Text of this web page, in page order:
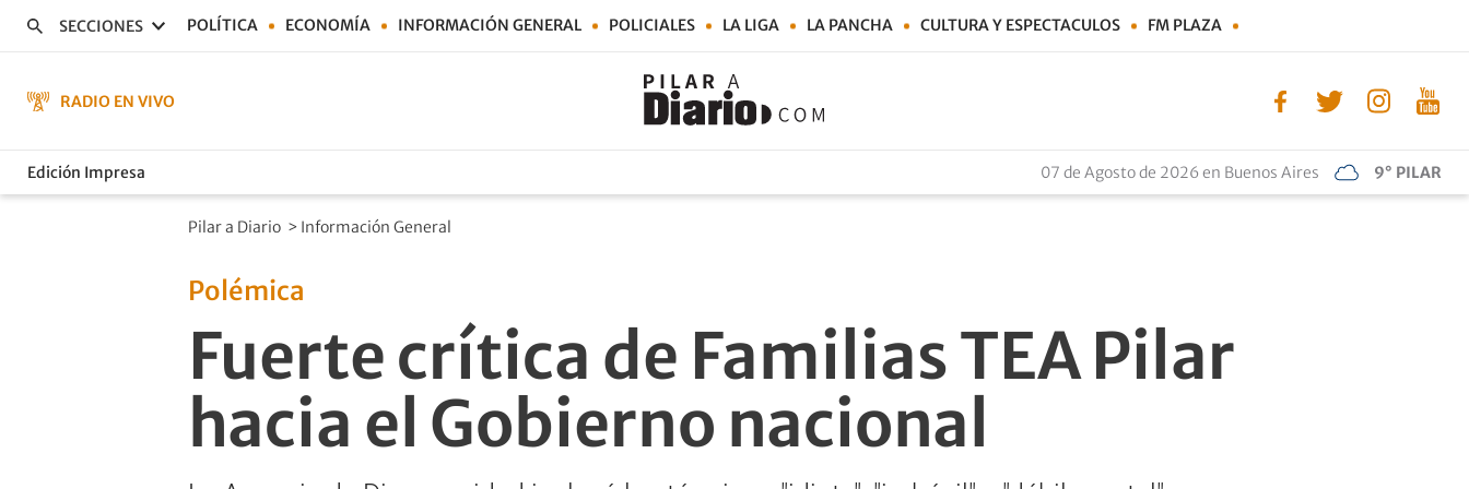
SECCIONES POLÍTICA ECONOMÍA INFORMACIÓN GENERAL POLICIALES LA LIGA LA PANCHA CULTURA Y ESPECTACULOS FM PLAZA
RADIO EN VIVO
Edición Impresa 07 de Agosto de 2026 en Buenos Aires 9° PILAR
Pilar a Diario > Información General
Polémica
Fuerte crítica de Familias TEA Pilar
hacia el Gobierno nacional